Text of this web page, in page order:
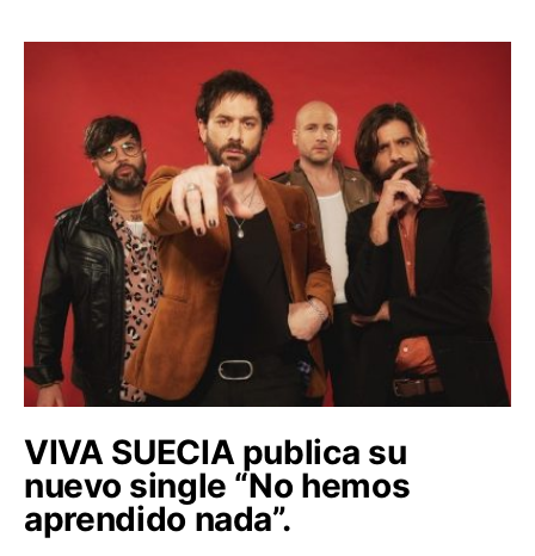
VIVA SUECIA publica su
nuevo single “No hemos
aprendido nada”.